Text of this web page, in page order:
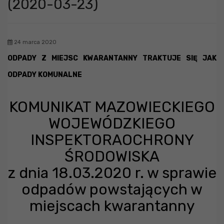
(2020-03-23)
24 marca 2020
ODPADY Z MIEJSC KWARANTANNY TRAKTUJE SIĘ JAK
ODPADY KOMUNALNE
KOMUNIKAT MAZOWIECKIEGO
WOJEWÓDZKIEGO
INSPEKTORAOCHRONY
ŚRODOWISKA
z dnia 18.03.2020 r. w sprawie
odpadów powstających w
miejscach kwarantanny